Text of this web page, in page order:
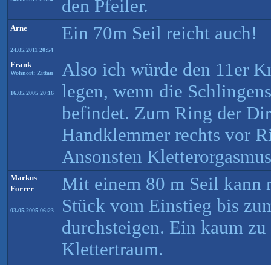
den Pfeiler.
Arne
24.05.2011 20:54
Ein 70m Seil reicht auch!
Frank
Wohnort: Zittau
16.05.2005 20:16
Also ich würde den 11er
legen, wenn die
befindet. Zum Ring der
Handklemmer rechts vor
Ansonsten
Markus
Forrer
03.05.2005 06:23
Mit einem 80 m Seil kann
Stück vom Einstieg bis
durchsteigen. Ein kaum
Klettertraum.